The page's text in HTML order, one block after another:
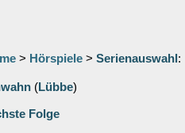
> Hörspiele > Serienauswahl :
(Lübbe)
Folge